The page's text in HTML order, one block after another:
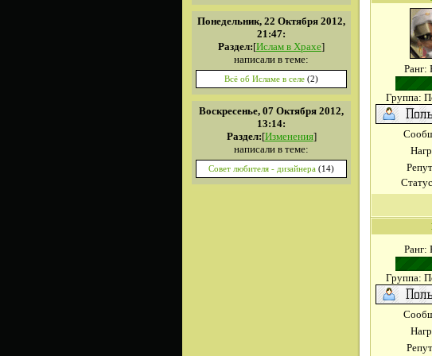
Понедельник, 22 Октября 2012,
21:47:
Раздел:[Ислам в Храхе]
написали в теме:
Всё об Исламе в селе (2)
Воскресенье, 07 Октября 2012,
13:14:
Раздел:[Изменения]
написали в теме:
Совет любителя - дизайнера (14)
Ранг:
Группа:
Ранг:
Группа: